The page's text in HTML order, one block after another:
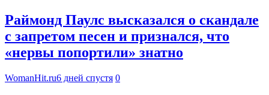
Раймонд Паулс высказался о скандале
с запретом песен и признался, что
«нервы попортили» знатно
WomanHit.ru6 дней спустя 0